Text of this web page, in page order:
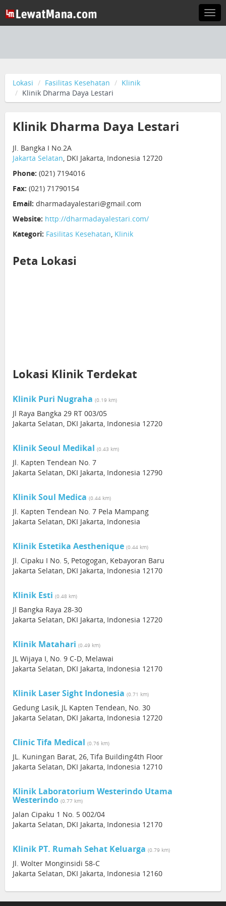
Lokasi Fasilitas Kesehatan
Klinik
Klinik Dharma Daya Lestari
Klinik Dharma Daya Lestari
Jl. Bangka I No.2A
Jakarta Selatan, DKI Jakarta, Indonesia 12720
Phone: (021) 7194016
Fax: (021) 71790154
Email: dharmadayalestari@gmail.com
Website: http://dharmadayalestari.com/
Kategori: Fasilitas Kesehatan, Klinik
Peta Lokasi
Lokasi Klinik Terdekat
Klinik Puri Nugraha (0.19 km)
Jl Raya Bangka 29 RT 003/05
Jakarta Selatan, DKI Jakarta, Indonesia 12720
Klinik Seoul Medikal (0.43 km)
Jl. Kapten Tendean No. 7
Jakarta Selatan, DKI Jakarta, Indonesia 12790
Klinik Soul Medica (0.44 km)
Jl. Kapten Tendean No. 7 Pela Mampang
Jakarta Selatan, DKI Jakarta, Indonesia
Klinik Estetika Aesthenique (0.44 km)
Jl. Cipaku I No. 5, Petogogan, Kebayoran Baru
Jakarta Selatan, DKI Jakarta, Indonesia 12170
Klinik Esti (0.48 km)
Jl Bangka Raya 28-30
Jakarta Selatan, DKI Jakarta, Indonesia 12720
Klinik Matahari (0.49 km)
JL Wijaya I, No. 9 C-D, Melawai
Jakarta Selatan, DKI Jakarta, Indonesia 12170
Klinik Laser Sight Indonesia (0.71 km)
Gedung Lasik, JL Kapten Tendean, No. 30
Jakarta Selatan, DKI Jakarta, Indonesia 12720
Clinic Tifa Medical (0.76 km)
JL. Kuningan Barat, 26, Tifa Building4th Floor
Jakarta Selatan, DKI Jakarta, Indonesia 12710
Klinik Laboratorium Westerindo Utama
Westerindo (0.77 km)
Jalan Cipaku 1 No. 5 002/04
Jakarta Selatan, DKI Jakarta, Indonesia 12170
Klinik PT. Rumah Sehat Keluarga (0.79 km)
Jl. Wolter Monginsidi 58-C
Jakarta Selatan, DKI Jakarta, Indonesia 12160